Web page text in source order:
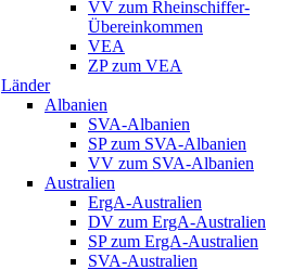
VV zum Rheinschiffer-
Übereinkommen
VEA
ZP zum VEA
Länder
Albanien
SVA-Albanien
SP zum SVA-Albanien
VV zum SVA-Albanien
Australien
ErgA-Australien
DV zum ErgA-Australien
SP zum ErgA-Australien
SVA-Australien